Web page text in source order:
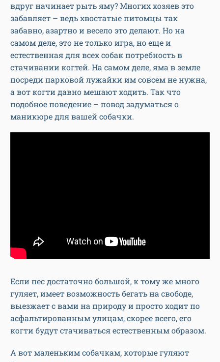
вдруг начинает рыть яму? Многих хозяев это
забавляет – ведь хвостатые питомцы так
забавно, азартно и весело это делают. Но на
самом деле, это не только игра, но еще и
естественная для всех собак потребность в
стачивании когтей. На самом деле, яма в земле
посреди парковой лужайки им совсем не нужна,
а вот когти давно мешают ходить. Так что
подобное поведение – повод задуматься о
маникюре для вашей собачки.
Если пес достаточно большой, к тому же много
гуляет, имеет возможность бегать на свободе,
выезжает с вами на природу и просто ходит по
асфальтированным улицам, скорее всего, его
когти будут стачиваться естественным образом.
А вот маленьким собачкам, которые гуляют